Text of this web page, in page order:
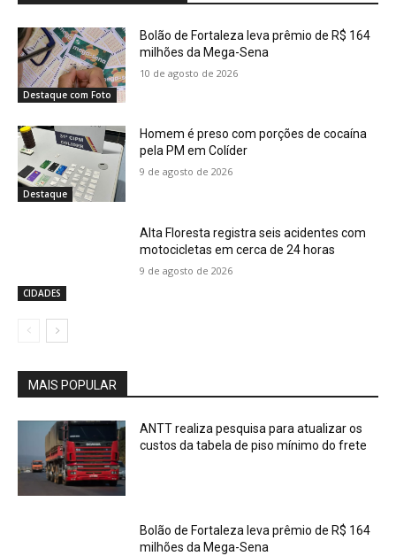
Destaque com Foto
Bolão de Fortaleza leva prêmio de R$ 164
milhões da Mega-Sena
10 de agosto de 2026
Destaque
Homem é preso com porções de cocaína
pela PM em Colíder
9 de agosto de 2026
CIDADES
Alta Floresta registra seis acidentes com
motocicletas em cerca de 24 horas
9 de agosto de 2026
MAIS POPULAR
ANTT realiza pesquisa para atualizar os
custos da tabela de piso mínimo do frete
Bolão de Fortaleza leva prêmio de R$ 164
milhões da Mega-Sena